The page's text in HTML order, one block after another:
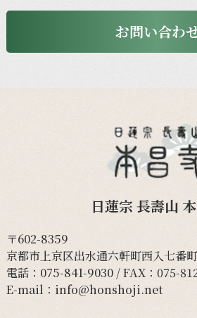
お問い合わ
日蓮宗 長壽山
〒602-8359
京都市上京区出水通六軒町西入七番
電話： 075-841-9030/ FAX：075-
E-mail： info@honshoji.net